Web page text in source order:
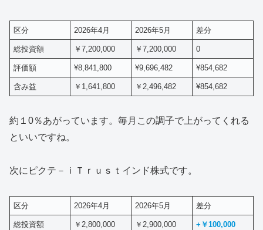
区分 2026年4月 2026年5月 差分
総投資額 ￥7,200,000 ￥7,200,000 0
評価額 ¥8,841,800 ¥9,696,482 ¥854,682
含み益 ￥1,641,800 ￥2,496,482 ¥854,682
約１0％あがっています。毎月この調子で上がってくれる
といいですね。
次にピクテ－ｉＴｒｕｓｔインド株式です。
区分 2026年4月 2026年5月 差分
総投資額 ￥2,800,000 ￥2,900,000 + ￥100,000